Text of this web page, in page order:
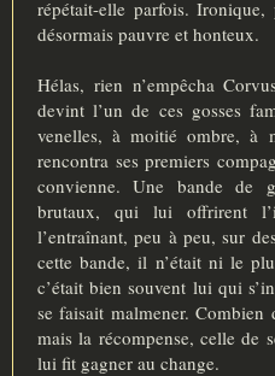
répétait-elle parfois.
désormais pauvre et honteux.
Hélas, rien n’empêcha
devint l’un de ces gosses
venelles, à moitié ombre, à
rencontra ses premiers
convienne. Une bande de
brutaux, qui lui offrirent
l’entraînant, peu à peu, sur
cette bande, il n’était ni le
c’était bien souvent lui qui
se faisait malmener.
mais la récompense, celle de
lui fit gagner au change.